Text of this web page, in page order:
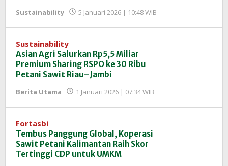
Sustainability 5 Januari 2026 | 10:48 WIB
InfoSAWIT
Sustainability
Asian Agri Salurkan Rp5,5 Miliar
Premium Sharing RSPO ke 30 Ribu
Petani Sawit Riau–Jambi
Berita Utama 1 Januari 2026 | 07:34 WIB
InfoSAWIT
Fortasbi
Tembus Panggung Global, Koperasi
Sawit Petani Kalimantan Raih Skor
Tertinggi CDP untuk UMKM